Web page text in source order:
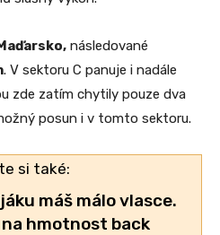
následované
. V sektoru C panuje i nadále
zde zatím chytily pouze dva
posun i v tomto sektoru.
si také:
máš málo vlasce.
na hmotnost back